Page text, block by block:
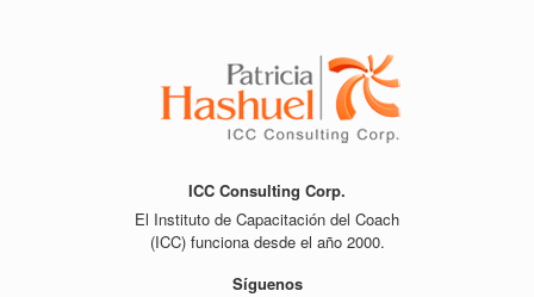
ICC Consulting Corp.
El Instituto de Capacitación del Coach
(ICC) funciona desde el año 2000.
Síguenos